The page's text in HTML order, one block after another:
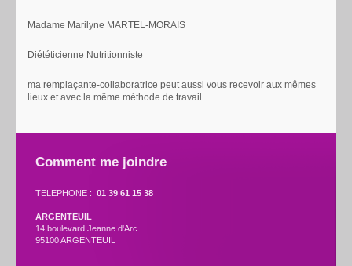
Madame Marilyne MARTEL-MORAIS
Diététicienne Nutritionniste
ma remplaçante-collaboratrice peut aussi vous recevoir aux mêmes
lieux et avec la même méthode de travail.
Comment me joindre
TELEPHONE : 01 39 61 15 38
ARGENTEUIL
14 boulevard Jeanne d'Arc
95100 ARGENTEUIL